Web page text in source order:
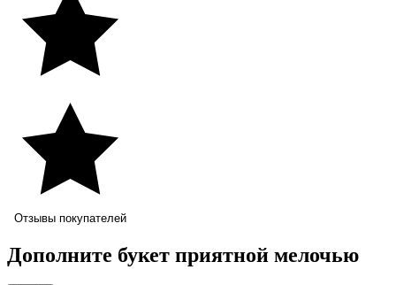
Отзывы покупателей
Дополните букет приятной мелочью